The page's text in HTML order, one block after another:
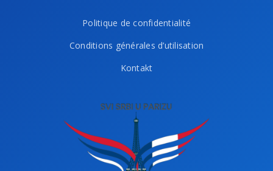
Politique de confidentialité
Conditions générales d’utilisation
Kontakt